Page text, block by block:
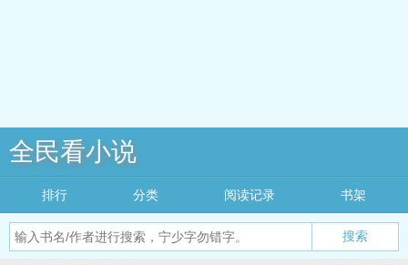
全民看小说
搜索
排行 分类 阅读记录 书架